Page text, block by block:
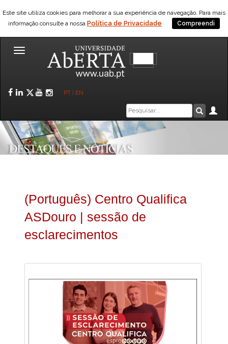
Este site utiliza cookies para melhorar a sua experiência de navegação. Para mais
informação consulte a nossa Política de Privacidade Compreendi
Toggle
Facebook
LinkedIn
Twitter
YouTube
Instagram
PT EN
Caixa
de
pesquisa
(Português) Centro Qualifica
ASDouro | sessão de
esclarecimentos